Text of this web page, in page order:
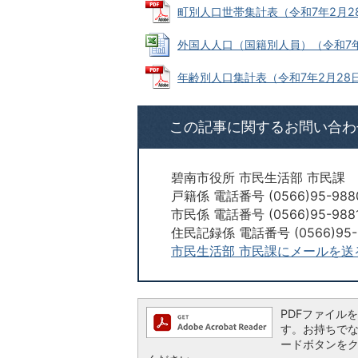
町別人口世帯集計表（令和7年2月
外国人人口（国籍別人員）（令和
年齢別人口集計表（令和7年2月28
この記事に関するお問い合
碧南市役所 市民生活部 市民課
戸籍係 電話番号 (0566)95-
市民係 電話番号 (0566)95-
住民記録係 電話番号
市民生活部 市民課にメールを送
PDFファイル
す。お持ちで
ードボタンを